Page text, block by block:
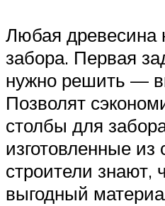
Любая древесина
забора. Первая
нужно решить —
Позволят
столбы для
изготовленные
строители знают,
выгодный